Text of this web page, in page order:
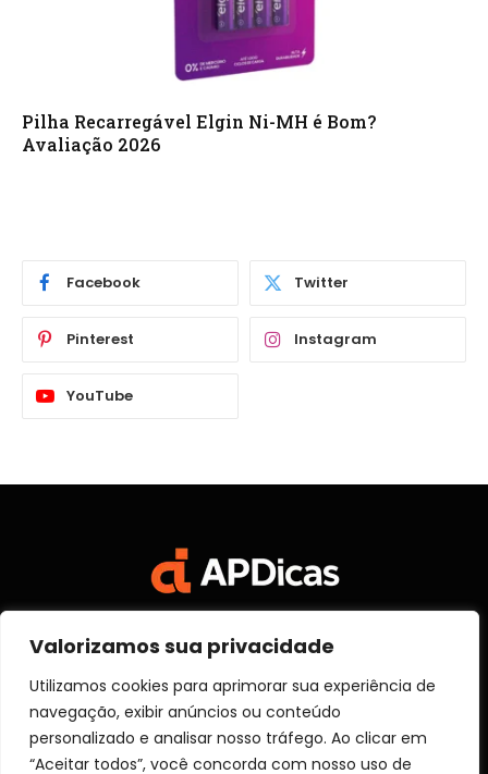
Valorizamos sua privacidade
Utilizamos cookies para aprimorar sua experiência de
navegação, exibir anúncios ou conteúdo
personalizado e analisar nosso tráfego. Ao clicar em
“Aceitar todos”, você concorda com nosso uso de
Pilha Recarregável Elgin Ni-MH é Bom?
Avaliação 2026
Facebook Twitter
Pinterest Instagram
YouTube
(Twitter)
SOBRE NÓS
POLITICA DE PRIVACIDADE
TERMOS DE USO